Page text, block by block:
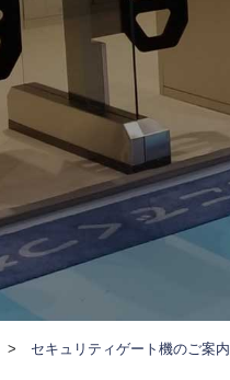
> セキュリティゲート機のご案内